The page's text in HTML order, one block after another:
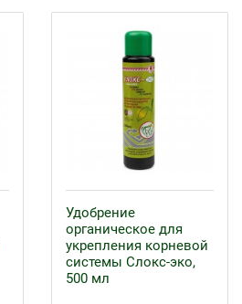
Удобрение
органическое для
укрепления корневой
системы Слокс-эко,
500 мл